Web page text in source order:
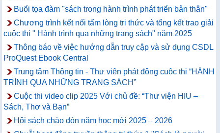
Buổi tọa đàm "sách trong hành trình phát triển bản thân"
Chương trình kết nối tấm lòng tri thức và tổng kết trao giải
cuộc thi " Hành trình qua những trang sách" năm 2025
Thông báo về việc hướng dẫn truy cập và sử dụng CSDL
ProQuest Ebook Central
Trung tâm Thông tin - Thư viện phát động cuộc thi “HÀNH
TRÌNH QUA NHỮNG TRANG SÁCH”
Cuộc thi video clip 2025 Với chủ đề: “Thư viện HIU –
Sách, Thơ và Bạn”
Hội sách chào đón năm học mới 2025 – 2026